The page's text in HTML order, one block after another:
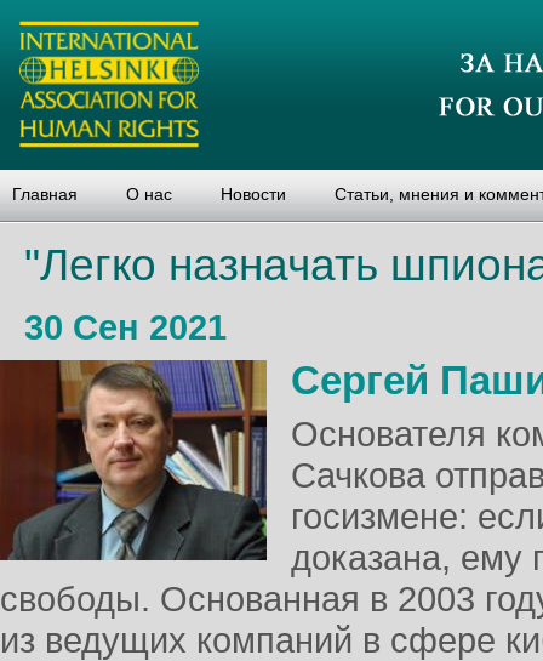
Главная О нас Новости Статьи, мнения и
"Легко назначать
30 Сен 2021
Сергей
Основателя
Сачкова
госизмене:
доказана, ему
свободы. Основанная в 2003
из ведущих компаний в сфере